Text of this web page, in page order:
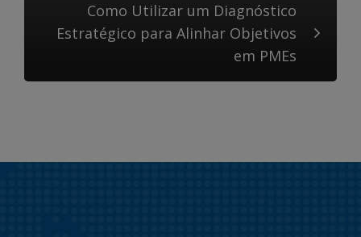
Como Utilizar um Diagnóstico
Estratégico para Alinhar Objetivos
em PMEs